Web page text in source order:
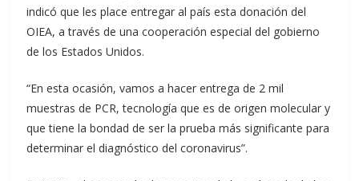
indicó que les place entregar al país esta donación del
OIEA, a través de una cooperación especial del gobierno
de los Estados Unidos.
“En esta ocasión, vamos a hacer entrega de 2 mil
muestras de PCR, tecnología que es de origen molecular y
que tiene la bondad de ser la prueba más significante para
determinar el diagnóstico del coronavirus”.